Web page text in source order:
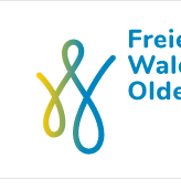
content